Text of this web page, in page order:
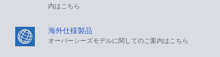
ド・お問い合わせ
ソニーストアのご利用方法・サービスに関してのご案
内はこちら